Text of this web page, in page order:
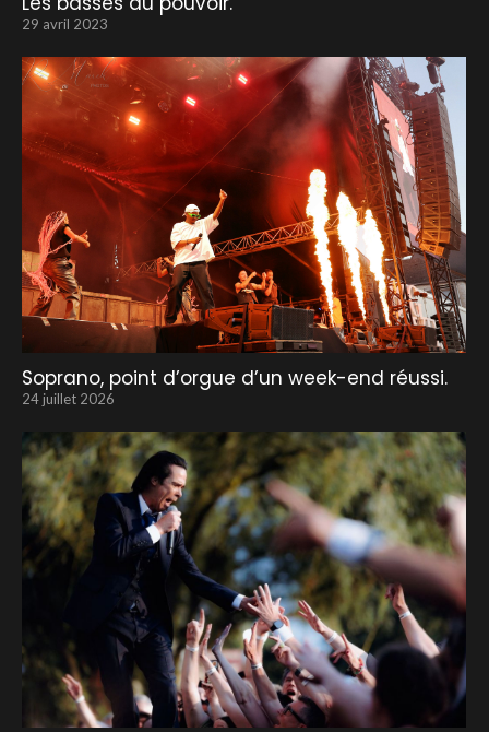
29 avril 2023
Soprano, point d’orgue d’un week-end réussi.
24 juillet 2026